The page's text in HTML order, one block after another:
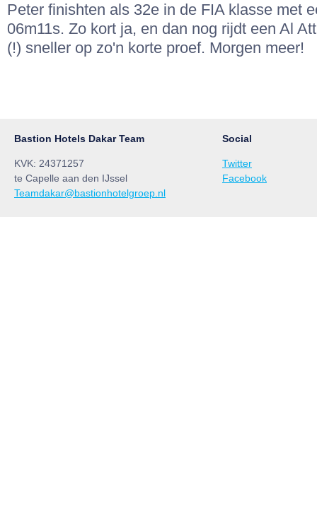
Peter finishten als 32e in de FIA klasse met
06m11s. Zo kort ja, en dan nog rijdt een Al
(!) sneller op zo'n korte proef. Morgen meer!
Bastion Hotels Dakar Team
KVK: 24371257
te Capelle aan den IJssel
Teamdakar@bastionhotelgroep.nl
Social
Twitter
Facebook